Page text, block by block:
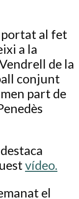
portat al fet
a la
de la
conjunt
part de
vídeo.
el